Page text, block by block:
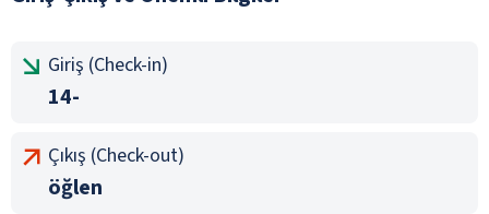
Giriş (Check-in)
14-
Çıkış (Check-out)
öğlen